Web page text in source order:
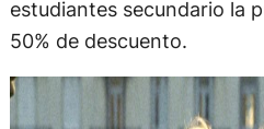
estudiantes secundario la
50% de descuento.